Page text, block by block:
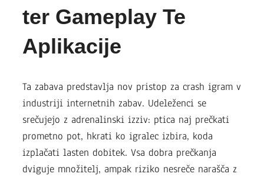
ter Gameplay Te
Aplikacije
Ta zabava predstavlja nov pristop za crash igram v
industriji internetnih zabav. Udeleženci se
srečujejo z adrenalinski izziv: ptica naj prečkati
prometno pot, hkrati ko igralec izbira, koda
izplačati lasten dobitek. Vsa dobra prečkanja
dviguje množitelj, ampak riziko nesreče narašča z